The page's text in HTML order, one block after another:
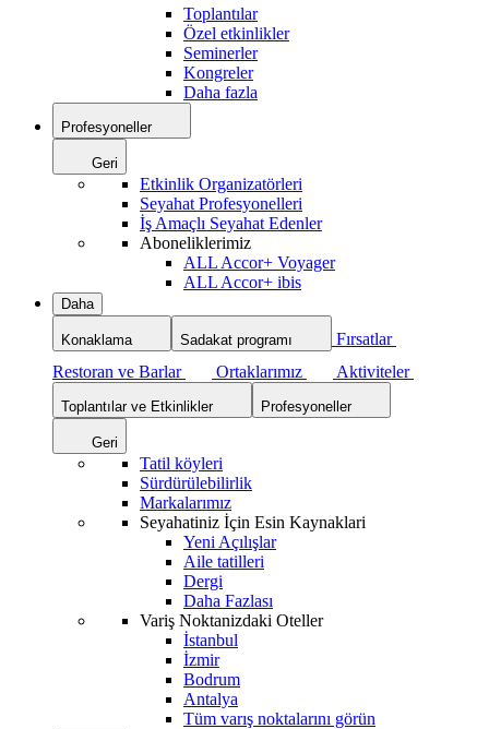
Toplantılar
Özel etkinlikler
Seminerler
Kongreler
Daha fazla
Profesyoneller
Geri
Etkinlik Organizatörleri
Seyahat Profesyonelleri
İş Amaçlı Seyahat Edenler
Aboneliklerimiz
ALL Accor+ Voyager
ALL Accor+ ibis
Daha
Konaklama Sadakat programı
Fırsatlar
Restoran ve Barlar
Ortaklarımız Aktiviteler
Toplantılar ve Etkinlikler Profesyoneller
Geri
Tatil köyleri
Sürdürülebilirlik
Markalarımız
Seyahatiniz İçin Esin Kaynaklari
Yeni Açılışlar
Aile tatilleri
Dergi
Daha Fazlası
Variş Noktanizdaki Oteller
İstanbul
İzmir
Bodrum
Antalya
Tüm varış noktalarını görün